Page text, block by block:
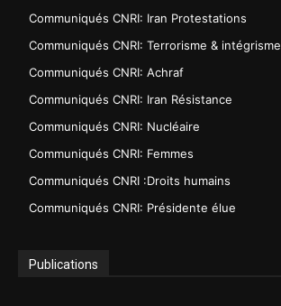
Communiqués CNRI: Iran Protestations
Communiqués CNRI: Terrorisme & intégrisme
Communiqués CNRI: Achraf
Communiqués CNRI: Iran Résistance
Communiqués CNRI: Nucléaire
Communiqués CNRI: Femmes
Communiqués CNRI :Droits humains
Communiqués CNRI: Présidente élue
Publications